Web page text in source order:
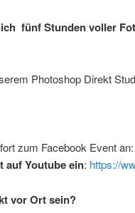
fünf Stunden voller
Photoshop Direkt
zum Facebook Event an:
auf Youtube ein: https://
vor Ort sein?